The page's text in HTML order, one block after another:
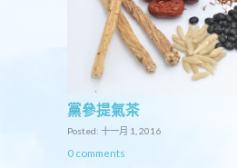
黨參提氣茶
Posted: 十一月 1, 2016
0 comments